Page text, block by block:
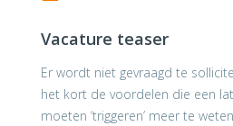
Vacature teaser
Er wordt niet gevraagd te
het kort de voordelen die een
moeten ‘triggeren’ meer te